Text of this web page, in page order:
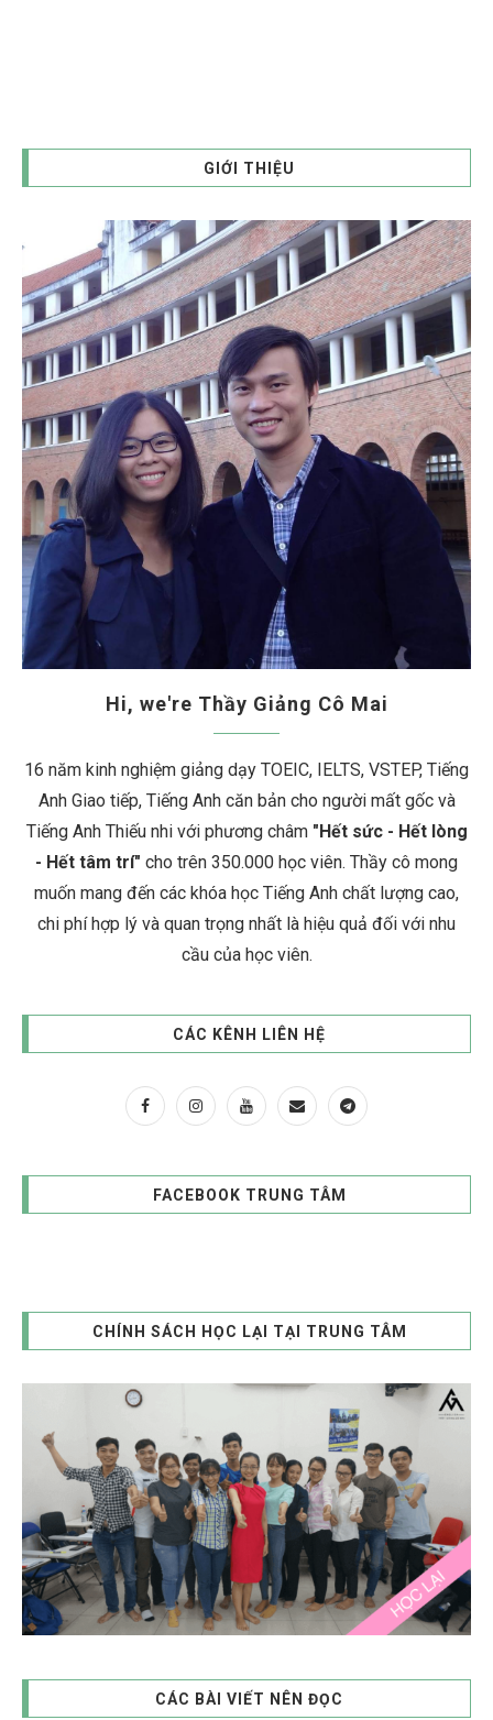
GIỚI THIỆU
Hi, we're Thầy Giảng Cô Mai
16 năm kinh nghiệm giảng dạy TOEIC, IELTS, VSTEP, Tiếng
Anh Giao tiếp, Tiếng Anh căn bản cho người mất gốc và
Tiếng Anh Thiếu nhi với phương châm "Hết sức - Hết lòng
- Hết tâm trí" cho trên 350.000 học viên. Thầy cô mong
muốn mang đến các khóa học Tiếng Anh chất lượng cao,
chi phí hợp lý và quan trọng nhất là hiệu quả đối với nhu
cầu của học viên.
CÁC KÊNH LIÊN HỆ
FACEBOOK TRUNG TÂM
CHÍNH SÁCH HỌC LẠI TẠI TRUNG TÂM
CÁC BÀI VIẾT NÊN ĐỌC